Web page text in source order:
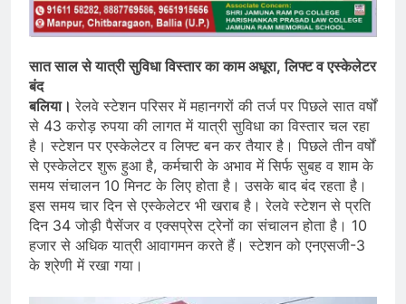
सात साल से यात्री सुविधा विस्तार का काम अधूरा, लिफ्ट व एस्केलेटर
बंद
बलिया।रेलवे स्टेशन परिसर में महानगरों की तर्ज पर पिछले सात वर्षों
से 43 करोड़ रुपया की लागत में यात्री सुविधा का विस्तार चल रहा
है। स्टेशन पर एस्केलेटर व लिफ्ट बन कर तैयार है। पिछले तीन वर्षों
से एस्केलेटर शुरू हुआ है, कर्मचारी के अभाव में सिर्फ सुबह व शाम के
समय संचालन 10 मिनट के लिए होता है। उसके बाद बंद रहता है।
इस समय चार दिन से एस्केलेटर भी खराब है। रेलवे स्टेशन से प्रति
दिन 34 जोड़ी पैसेंजर व एक्सप्रेस ट्रेनों का संचालन होता है। 10
हजार से अधिक यात्री आवागमन करते हैं। स्टेशन को एनएसजी-3
के श्रेणी में रखा गया।